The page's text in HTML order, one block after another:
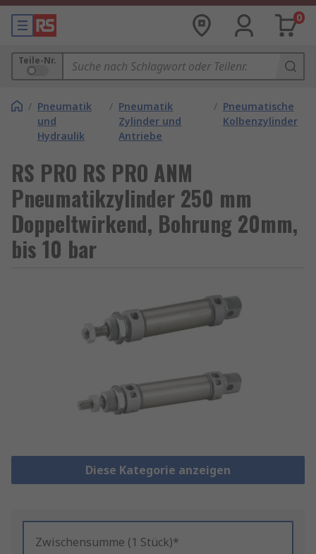
0
Teile-Nr.
/ Pneumatik
und
Hydraulik
/ Pneumatik
Zylinder und
Antriebe
/ Pneumatische
Kolbenzylinder
RS PRO RS PRO ANM
Pneumatikzylinder 250 mm
Doppeltwirkend, Bohrung 20mm,
bis 10 bar
Diese Kategorie anzeigen
Zwischensumme (1 Stück)*